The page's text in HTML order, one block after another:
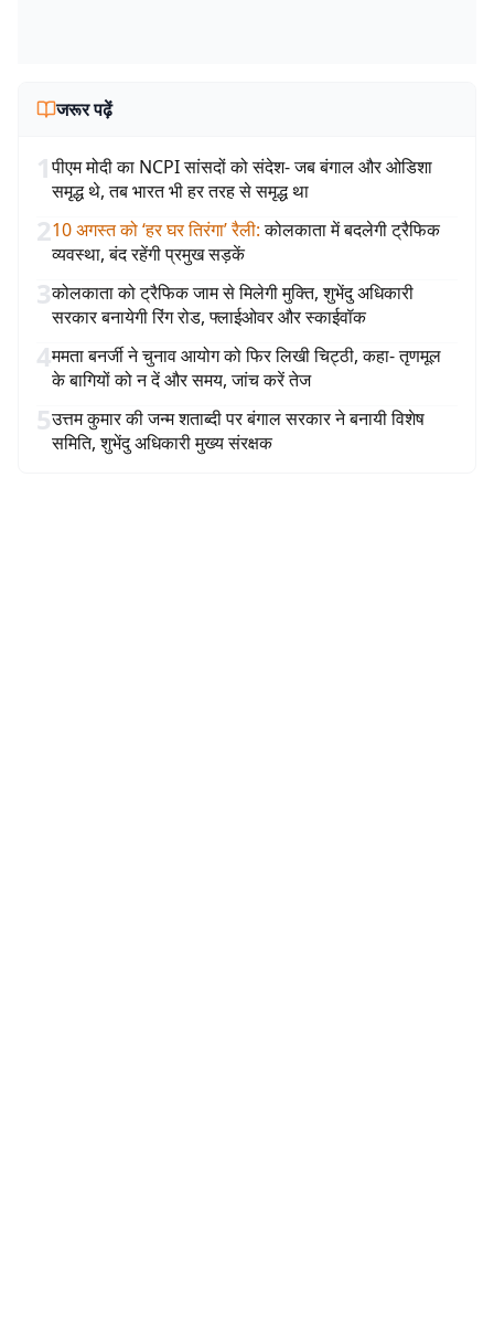
जरूर पढ़ें
1पीएम मोदी का NCPI सांसदों को संदेश- जब बंगाल और ओडिशा
समृद्ध थे, तब भारत भी हर तरह से समृद्ध था
210 अगस्त को ‘हर घर तिरंगा’ रैली: कोलकाता में बदलेगी ट्रैफिक
व्यवस्था, बंद रहेंगी प्रमुख सड़कें
3कोलकाता को ट्रैफिक जाम से मिलेगी मुक्ति, शुभेंदु अधिकारी
सरकार बनायेगी रिंग रोड, फ्लाईओवर और स्काईवॉक
4ममता बनर्जी ने चुनाव आयोग को फिर लिखी चिट्ठी, कहा- तृणमूल
के बागियों को न दें और समय, जांच करें तेज
5उत्तम कुमार की जन्म शताब्दी पर बंगाल सरकार ने बनायी विशेष
समिति, शुभेंदु अधिकारी मुख्य संरक्षक